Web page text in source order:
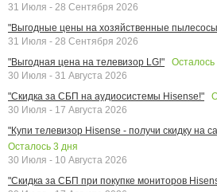
31 Июля - 28 Сентября 2026
"Выгодные цены на хозяйственные
31 Июля - 28 Сентября 2026
"Выгодная цена на телевизор LG!"
Осталось
30 Июля - 31 Августа 2026
"Скидка за СБП на аудиосистемы Hisense!"
30 Июля - 17 Августа 2026
"Купи телевизор Hisense - получи скидку на
Осталось 3 дня
30 Июля - 10 Августа 2026
"Скидка за СБП при покупке мониторов